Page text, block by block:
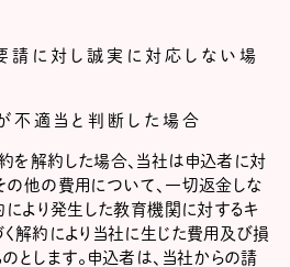
請に対し誠実に対応しない場
不適当と判断した場合
を解約した場合、当社は申込者に対
の他の費用について、一切返金しな
により発生した教育機関に対するキ
解約により当社に生じた費用及び損
とします。申込者は、当社からの請